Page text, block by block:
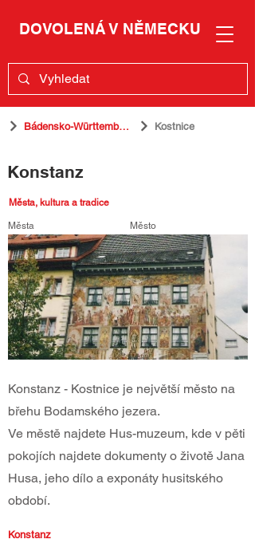
DOVOLENÁ V NĚMECKU
Bádensko-Württembersko Kostnice
Konstanz
Města, kultura a tradice
Města Město
Konstanz - Kostnice je největší město na
břehu Bodamského jezera.
Ve městě najdete Hus-muzeum, kde v pěti
pokojích najdete dokumenty o životě Jana
Husa, jeho dílo a exponáty husitského
období.
Konstanz